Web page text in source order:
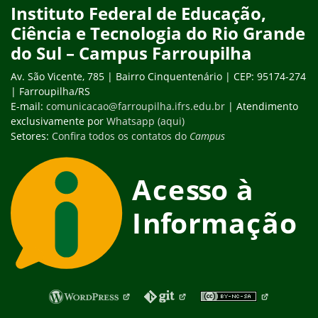
Instituto Federal de Educação,
Ciência e Tecnologia do Rio Grande
do Sul – Campus Farroupilha
Av. São Vicente, 785 | Bairro Cinquentenário | CEP: 95174-274
| Farroupilha/RS
E-mail: comunicacao@farroupilha.ifrs.edu.br | Atendimento
exclusivamente por Whatsapp (aqui)
Setores: Confira todos os contatos do Campus